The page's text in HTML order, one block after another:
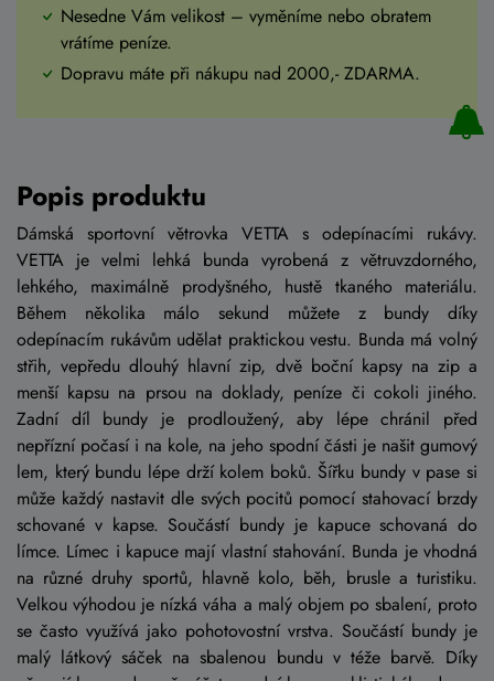
Nesedne Vám velikost – vyměníme nebo obratem
vrátíme peníze.
Dopravu máte při nákupu nad 2000,- ZDARMA.
Popis produktu
Dámská sportovní větrovka VETTA s odepínacími rukávy.
VETTA je velmi lehká bunda vyrobená z větruvzdorného,
lehkého, maximálně prodyšného, hustě tkaného materiálu.
Během několika málo sekund můžete z bundy díky
odepínacím rukávům udělat praktickou vestu. Bunda má volný
střih, vepředu dlouhý hlavní zip, dvě boční kapsy na zip a
menší kapsu na prsou na doklady, peníze či cokoli jiného.
Zadní díl bundy je prodloužený, aby lépe chránil před
nepřízní počasí i na kole, na jeho spodní části je našit gumový
lem, který bundu lépe drží kolem boků. Šířku bundy v pase si
může každý nastavit dle svých pocitů pomocí stahovací brzdy
schované v kapse. Součástí bundy je kapuce schovaná do
límce. Límec i kapuce mají vlastní stahování. Bunda je vhodná
na různé druhy sportů, hlavně kolo, běh, brusle a turistiku.
Velkou výhodou je nízká váha a malý objem po sbalení, proto
se často využívá jako pohotovostní vrstva. Součástí bundy je
malý látkový sáček na sbalenou bundu v téže barvě. Díky